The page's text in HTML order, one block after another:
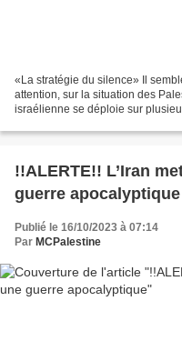
«La stratégie du silence» Il
attention, sur la situation des
israélienne se déploie sur
!!ALERTE!! L’Iran
guerre apocalyptique
Publié le 16/10/2023 à 07:14
Par MCPalestine